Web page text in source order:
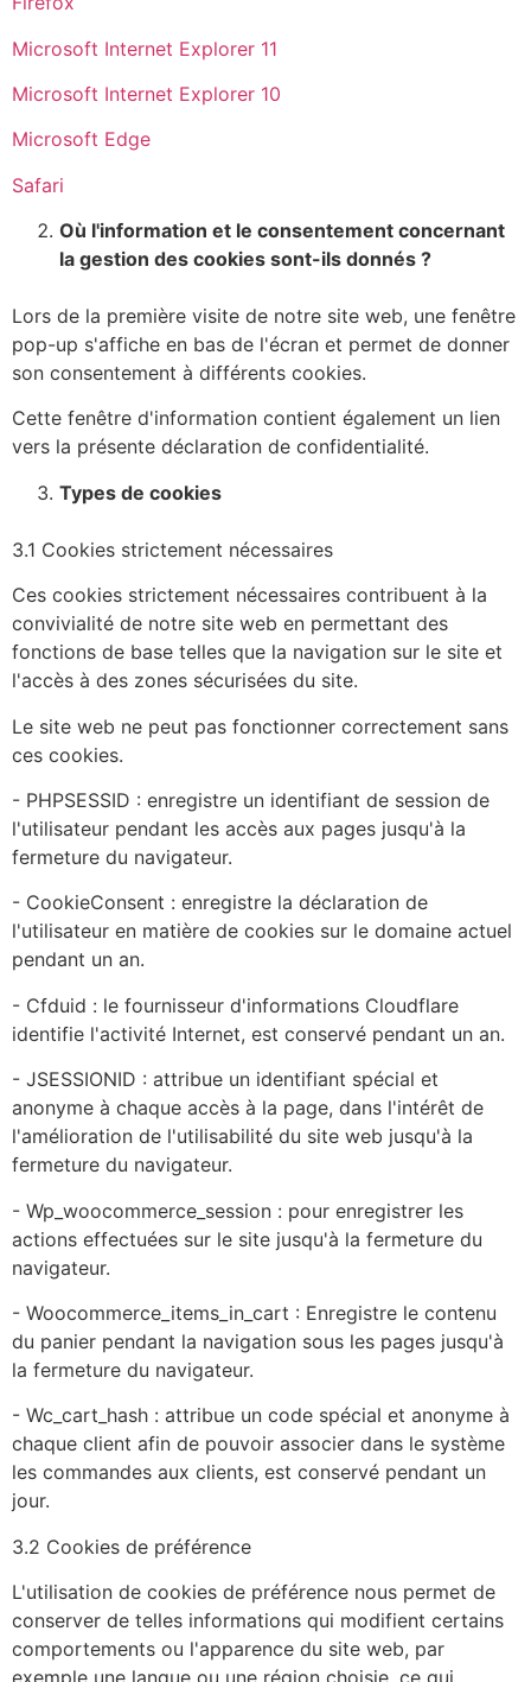
Microsoft Internet Explorer 11
Microsoft Internet Explorer 10
Microsoft Edge
Safari
Où l'information et le consentement concernant
la gestion des cookies sont-ils donnés ?
Lors de la première visite de notre site web, une fenêtre
pop-up s'affiche en bas de l'écran et permet de donner
son consentement à différents cookies.
Cette fenêtre d'information contient également un lien
vers la présente déclaration de confidentialité.
Types de cookies
3.1 Cookies strictement nécessaires
Ces cookies strictement nécessaires contribuent à la
convivialité de notre site web en permettant des
fonctions de base telles que la navigation sur le site et
l'accès à des zones sécurisées du site.
Le site web ne peut pas fonctionner correctement sans
ces cookies.
- PHPSESSID : enregistre un identifiant de session de
l'utilisateur pendant les accès aux pages jusqu'à la
fermeture du navigateur.
- CookieConsent : enregistre la déclaration de
l'utilisateur en matière de cookies sur le domaine actuel
pendant un an.
- Cfduid : le fournisseur d'informations Cloudflare
identifie l'activité Internet, est conservé pendant un an.
- JSESSIONID : attribue un identifiant spécial et
anonyme à chaque accès à la page, dans l'intérêt de
l'amélioration de l'utilisabilité du site web jusqu'à la
fermeture du navigateur.
- Wp_woocommerce_session : pour enregistrer les
actions effectuées sur le site jusqu'à la fermeture du
navigateur.
- Woocommerce_items_in_cart : Enregistre le contenu
du panier pendant la navigation sous les pages jusqu'à
la fermeture du navigateur.
- Wc_cart_hash : attribue un code spécial et anonyme à
chaque client afin de pouvoir associer dans le système
les commandes aux clients, est conservé pendant un
jour.
3.2 Cookies de préférence
L'utilisation de cookies de préférence nous permet de
conserver de telles informations qui modifient certains
comportements ou l'apparence du site web, par